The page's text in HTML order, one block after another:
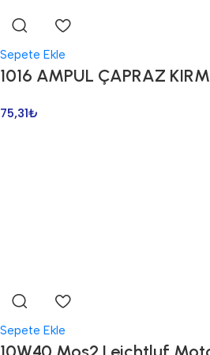
Sepete Ekle
1016 AMPUL ÇAPRAZ
75,31₺
Sepete Ekle